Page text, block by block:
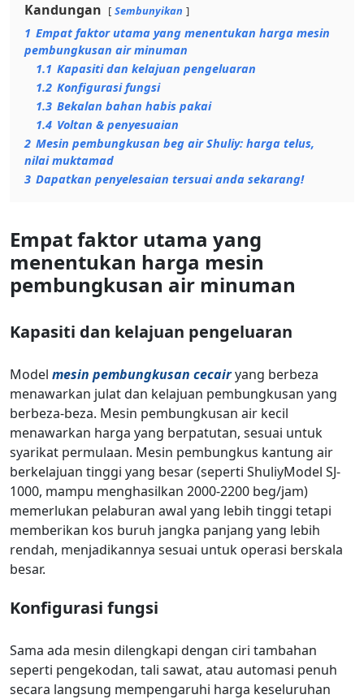
Kandungan Sembunyikan
1 Empat faktor utama yang menentukan harga mesin
pembungkusan air minuman
1.1 Kapasiti dan kelajuan pengeluaran
1.2 Konfigurasi fungsi
1.3 Bekalan bahan habis pakai
1.4 Voltan & penyesuaian
2 Mesin pembungkusan beg air Shuliy: harga telus,
nilai muktamad
3 Dapatkan penyelesaian tersuai anda sekarang!
Empat faktor utama yang
menentukan harga mesin
pembungkusan air minuman
Kapasiti dan kelajuan pengeluaran
Model mesin pembungkusan cecairyang berbeza
menawarkan julat dan kelajuan pembungkusan yang
berbeza-beza. Mesin pembungkusan air kecil
menawarkan harga yang berpatutan, sesuai untuk
syarikat permulaan. Mesin pembungkus kantung air
berkelajuan tinggi yang besar (seperti ShuliyModel SJ-
1000, mampu menghasilkan 2000-2200 beg/jam)
memerlukan pelaburan awal yang lebih tinggi tetapi
memberikan kos buruh jangka panjang yang lebih
rendah, menjadikannya sesuai untuk operasi berskala
besar.
Konfigurasi fungsi
Sama ada mesin dilengkapi dengan ciri tambahan
seperti pengekodan, tali sawat, atau automasi penuh
secara langsung mempengaruhi harga keseluruhan